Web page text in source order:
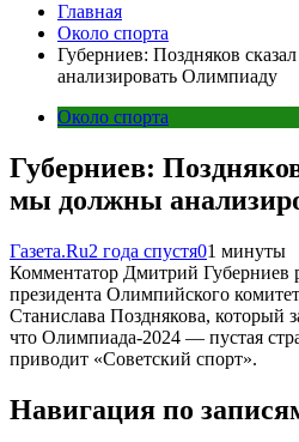
Главная
Около спорта
Губерниев: Поздняков
анализировать Олимпиаду
Около спорта
Губерниев:
мы должны
Газета.Ru2 года спустя01 минуты
Комментатор Дмитрий Губерниев
президента Олимпийского
Станислава Позднякова, который
что Олимпиада-2024 — пустая
приводит «Советский спорт».
Навигация по